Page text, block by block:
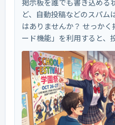
掲示板を誰でも書き込める
ど、自動投稿などのスパ
はありませんか？ せっか
ード機能」を利用すると、